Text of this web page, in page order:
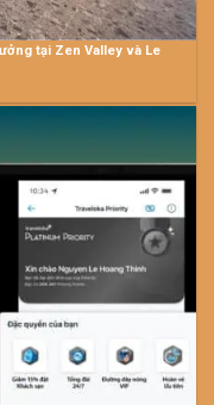
tại Zen Valley và Le